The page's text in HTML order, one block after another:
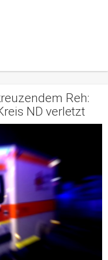
Reh:
ND verletzt